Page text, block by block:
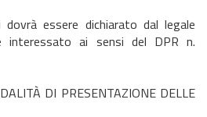
essere dichiarato dal legale
interessato ai sensi del DPR n.
DI PRESENTAZIONE DELLE